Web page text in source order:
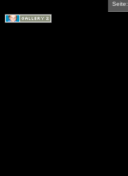
Seite: